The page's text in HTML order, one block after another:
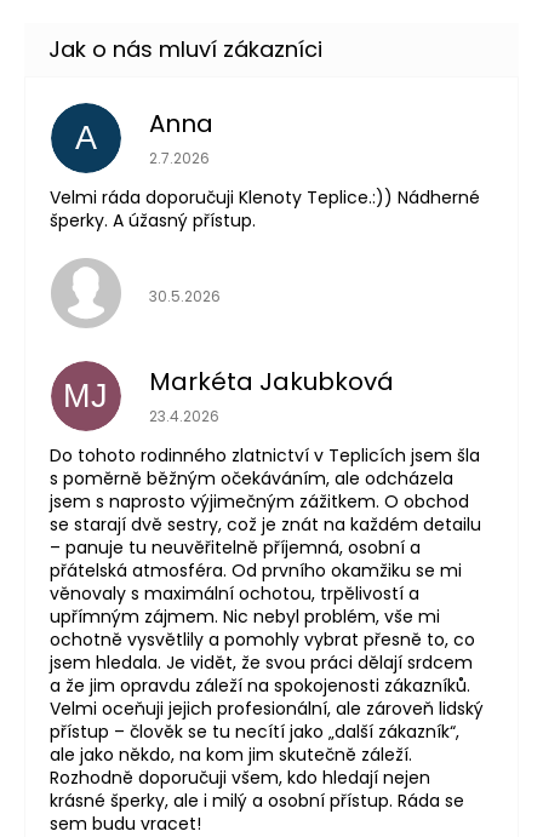
A Anna
Hodnocení obchodu je 5 z 5 hvězdiček.
2.7.2026
Velmi ráda doporučuji Klenoty Teplice.:)) Nádherné
šperky. A úžasný přístup.
Hodnocení obchodu je 5 z 5 hvězdiček.
30.5.2026
MJ Markéta Jakubková
Hodnocení obchodu je 5 z 5 hvězdiček.
23.4.2026
Do tohoto rodinného zlatnictví v Teplicích jsem šla
s poměrně běžným očekáváním, ale odcházela
jsem s naprosto výjimečným zážitkem. O obchod
se starají dvě sestry, což je znát na každém detailu
– panuje tu neuvěřitelně příjemná, osobní a
přátelská atmosféra. Od prvního okamžiku se mi
věnovaly s maximální ochotou, trpělivostí a
upřímným zájmem. Nic nebyl problém, vše mi
ochotně vysvětlily a pomohly vybrat přesně to, co
jsem hledala. Je vidět, že svou práci dělají srdcem
a že jim opravdu záleží na spokojenosti zákazníků.
Velmi oceňuji jejich profesionální, ale zároveň lidský
přístup – člověk se tu necítí jako „další zákazník“,
ale jako někdo, na kom jim skutečně záleží.
Rozhodně doporučuji všem, kdo hledají nejen
krásné šperky, ale i milý a osobní přístup. Ráda se
sem budu vracet!